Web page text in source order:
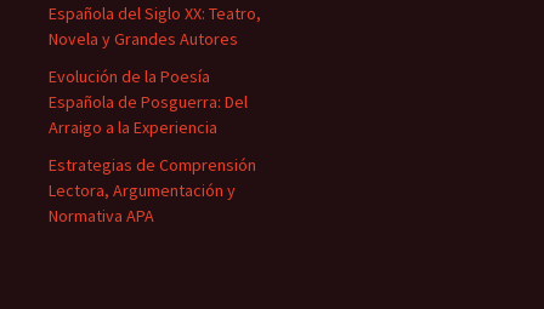
Española del Siglo XX: Teatro,
Novela y Grandes Autores
Evolución de la Poesía
Española de Posguerra: Del
Arraigo a la Experiencia
Estrategias de Comprensión
Lectora, Argumentación y
Normativa APA